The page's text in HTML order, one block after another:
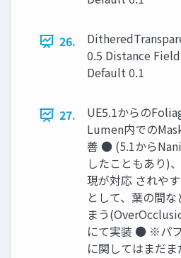
26.
0.5 Distance
Default 0.1
27.
UE5.1からの
Lumen内での
善 ● (5.1から
したこともあり)
現が対応 されや
として、葉の間
まう
にて実装 ● ※パ
に関してはまだ